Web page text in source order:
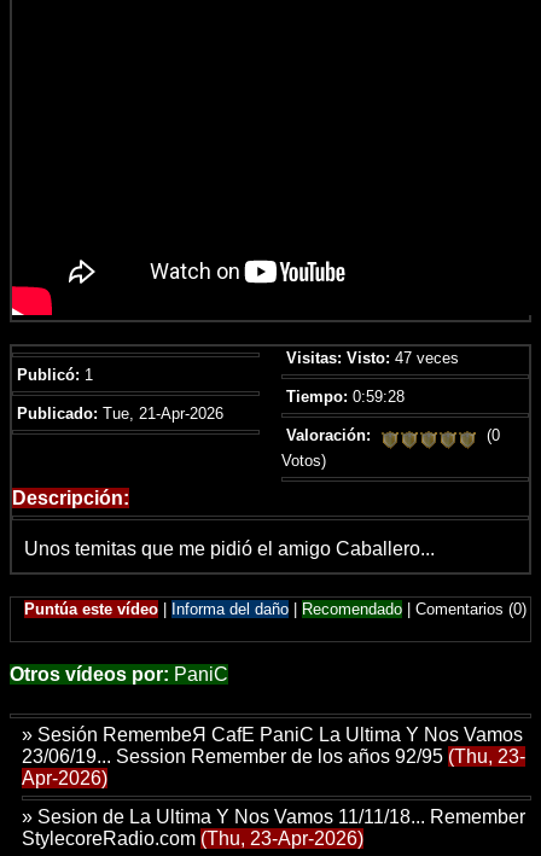
Publicó: 1
Publicado: Tue, 21-Apr-2026
Visitas: Visto: 47 veces
Tiempo: 0:59:28
Valoración:
(0
Votos)
Descripción:
Unos temitas que me pidió el amigo Caballero...
Puntúa este vídeo Informa del daño Recomendado Comentarios (0)
Otros vídeos por: PaniC
» Sesión RemembeЯ CafE PaniC La Ultima Y Nos Vamos
23/06/19... Session Remember de los años 92/95 (Thu, 23-
Apr-2026)
» Sesion de La Ultima Y Nos Vamos 11/11/18... Remember
StylecoreRadio.com (Thu, 23-Apr-2026)